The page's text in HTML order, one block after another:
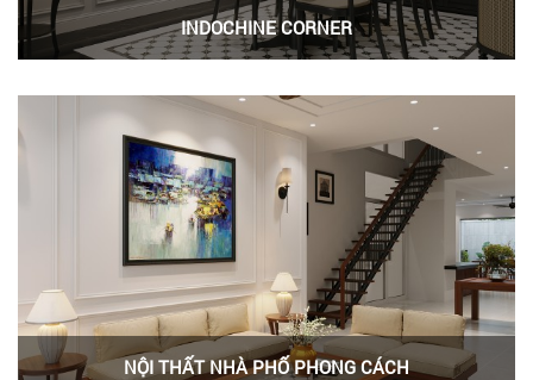
INDOCHINE CORNER
NỘI THẤT NHÀ PHỐ PHONG CÁCH